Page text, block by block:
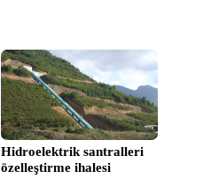
Hidroelektrik santralleri
özelleştirme ihalesi